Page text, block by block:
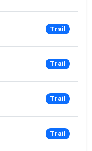
Trail
Trail
Trail
Trail